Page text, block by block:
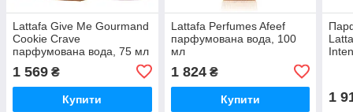
Lattafa Give Me Gourmand
Cookie Crave
парфумована вода, 75 мл
1 569 ₴
Купити
Lattafa Perfumes Afeef
парфумована вода, 100
мл
1 824₴
Купити 1